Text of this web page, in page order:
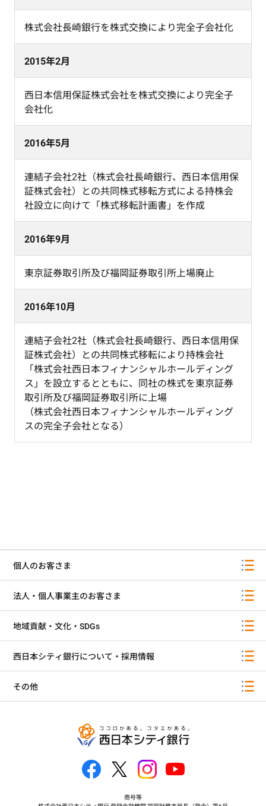
株式会社長崎銀行を株式交換により完全子会社化
2015年2月
西日本信用保証株式会社を株式交換により完全子
会社化
2016年5月
連結子会社2社（株式会社長崎銀行、西日本信用保
証株式会社）との共同株式移転方式による持株会
社設立に向けて「株式移転計画書」を作成
2016年9月
東京証券取引所及び福岡証券取引所上場廃止
2016年10月
連結子会社2社（株式会社長崎銀行、西日本信用保
証株式会社）との共同株式移転により持株会社
「株式会社西日本フィナンシャルホールディング
ス」を設立するとともに、同社の株式を東京証券
取引所及び福岡証券取引所に上場
（株式会社西日本フィナンシャルホールディング
スの完全子会社となる）
個人のお客さま
法人・個人事業主のお客さま
地域貢献・文化・SDGs
西日本シティ銀行について・採用情報
その他
商号等